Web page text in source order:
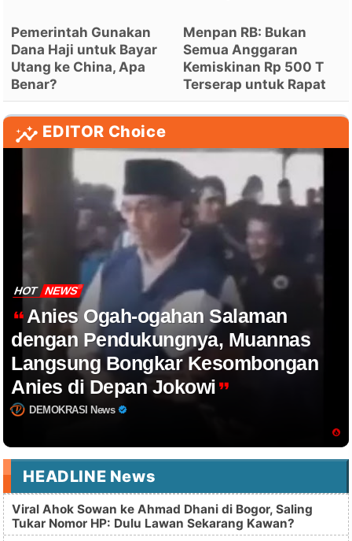
Pemerintah Gunakan
Dana Haji untuk Bayar
Utang ke China, Apa
Benar?
Menpan RB: Bukan
Semua Anggaran
Kemiskinan Rp 500 T
Terserap untuk Rapat
EDITOR Choice
HOT NEWS
Anies Ogah-ogahan Salaman
dengan Pendukungnya, Muannas
Langsung Bongkar Kesombongan
Anies di Depan Jokowi
DEMOKRASI News
HEADLINE News
Viral Ahok Sowan ke Ahmad Dhani di Bogor, Saling
Tukar Nomor HP: Dulu Lawan Sekarang Kawan?